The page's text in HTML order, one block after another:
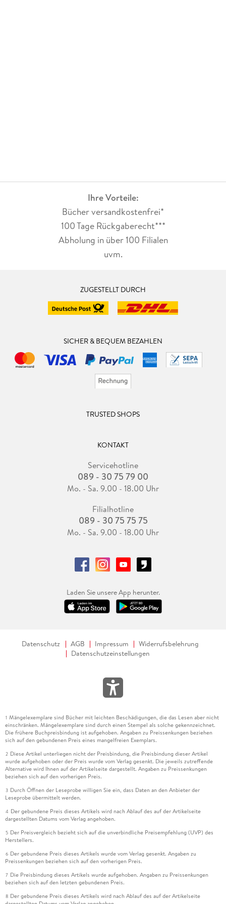
Ihre Vorteile:
Bücher versandkostenfrei*
100 Tage Rückgaberecht***
Abholung in über 100 Filialen
uvm.
ZUGESTELLT DURCH
SICHER & BEQUEM BEZAHLEN
TRUSTED SHOPS
KONTAKT
Servicehotline
089 - 30 75 79 00
Mo. - Sa. 9.00 - 18.00 Uhr
Filialhotline
089 - 30 75 75 75
Mo. - Sa. 9.00 - 18.00 Uhr
Laden Sie unsere App herunter.
Datenschutz AGB Impressum
Widerrufsbelehrung
Datenschutzeinstellungen
1 Mängelexemplare sind Bücher mit leichten Beschädigungen, die das Lesen aber nicht
einschränken. Mängelexemplare sind durch einen Stempel als solche gekennzeichnet.
Die frühere Buchpreisbindung ist aufgehoben. Angaben zu Preissenkungen beziehen
sich auf den gebundenen Preis eines mangelfreien Exemplars.
2 Diese Artikel unterliegen nicht der Preisbindung, die Preisbindung dieser Artikel
wurde aufgehoben oder der Preis wurde vom Verlag gesenkt. Die jeweils zutreffende
Alternative wird Ihnen auf der Artikelseite dargestellt. Angaben zu Preissenkungen
beziehen sich auf den vorherigen Preis.
3 Durch Öffnen der Leseprobe willigen Sie ein, dass Daten an den Anbieter der
Leseprobe übermittelt werden.
4 Der gebundene Preis dieses Artikels wird nach Ablauf des auf der Artikelseite
dargestellten Datums vom Verlag angehoben.
5 Der Preisvergleich bezieht sich auf die unverbindliche Preisempfehlung (UVP) des
Herstellers.
6 Der gebundene Preis dieses Artikels wurde vom Verlag gesenkt. Angaben zu
Preissenkungen beziehen sich auf den vorherigen Preis.
7 Die Preisbindung dieses Artikels wurde aufgehoben. Angaben zu Preissenkungen
beziehen sich auf den letzten gebundenen Preis.
8 Der gebundene Preis dieses Artikels wird nach Ablauf des auf der Artikelseite